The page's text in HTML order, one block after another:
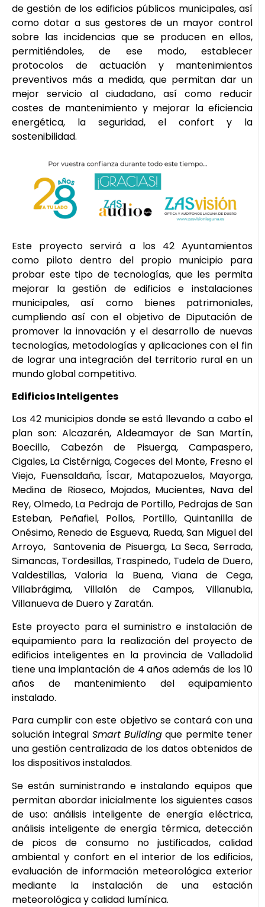
de gestión de los edificios públicos municipales, así
como dotar a sus gestores de un mayor control
sobre las incidencias que se producen en ellos,
permitiéndoles, de ese modo, establecer
protocolos de actuación y mantenimientos
preventivos más a medida, que permitan dar un
mejor servicio al ciudadano, así como reducir
costes de mantenimiento y mejorar la eficiencia
energética, la seguridad, el confort y la
sostenibilidad.
Este proyecto servirá a los 42 Ayuntamientos
como piloto dentro del propio municipio para
probar este tipo de tecnologías, que les permita
mejorar la gestión de edificios e instalaciones
municipales, así como bienes patrimoniales,
cumpliendo así con el objetivo de Diputación de
promover la innovación y el desarrollo de nuevas
tecnologías, metodologías y aplicaciones con el fin
de lograr una integración del territorio rural en un
mundo global competitivo.
Edificios Inteligentes
Los 42 municipios donde se está llevando a cabo el
plan son: Alcazarén, Aldeamayor de San Martín,
Boecillo, Cabezón de Pisuerga, Campaspero,
Cigales, La Cistérniga, Cogeces del Monte, Fresno el
Viejo, Fuensaldaña, Íscar, Matapozuelos, Mayorga,
Medina de Rioseco, Mojados, Mucientes, Nava del
Rey, Olmedo, La Pedraja de Portillo, Pedrajas de San
Esteban, Peñafiel, Pollos, Portillo, Quintanilla de
Onésimo, Renedo de Esgueva, Rueda, San Miguel del
Arroyo, Santovenia de Pisuerga, La Seca, Serrada,
Simancas, Tordesillas, Traspinedo, Tudela de Duero,
Valdestillas, Valoria la Buena, Viana de Cega,
Villabrágima, Villalón de Campos, Villanubla,
Villanueva de Duero y Zaratán.
Este proyecto para el suministro e instalación de
equipamiento para la realización del proyecto de
edificios inteligentes en la provincia de Valladolid
tiene una implantación de 4 años además de los 10
años de mantenimiento del equipamiento
instalado.
Para cumplir con este objetivo se contará con una
solución integral Smart Building que permite tener
una gestión centralizada de los datos obtenidos de
los dispositivos instalados.
Se están suministrando e instalando equipos que
permitan abordar inicialmente los siguientes casos
de uso: análisis inteligente de energía eléctrica,
análisis inteligente de energía térmica, detección
de picos de consumo no justificados, calidad
ambiental y confort en el interior de los edificios,
evaluación de información meteorológica exterior
mediante la instalación de una estación
meteorológica y calidad lumínica.